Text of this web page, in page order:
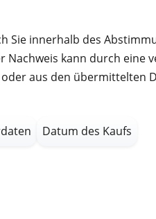
Sie innerhalb des
kann durch eine
aus den
Datum des Kaufs